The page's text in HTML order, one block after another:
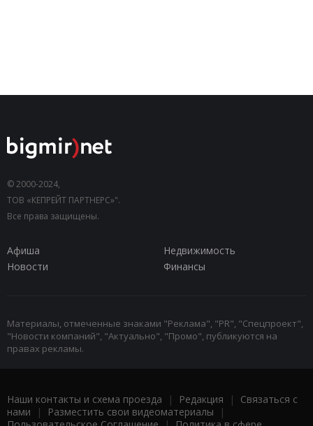
© 2000-2024,
ТОВ «КЕПРЕЙТ ПАРТНЕРС»".
Все права защищены.
Афиша
Недвижимость
Новости
Финансы
Материалы, отмеченные знаками "Реклама", "PR", "Спецпроект",
"Новости компаний", "Актуально", "Промо", публикуются на
правах рекламы.
Наши контакты и схема проезда | Редакция | Связаться с
нами | Разместить свои видеоматериалы |